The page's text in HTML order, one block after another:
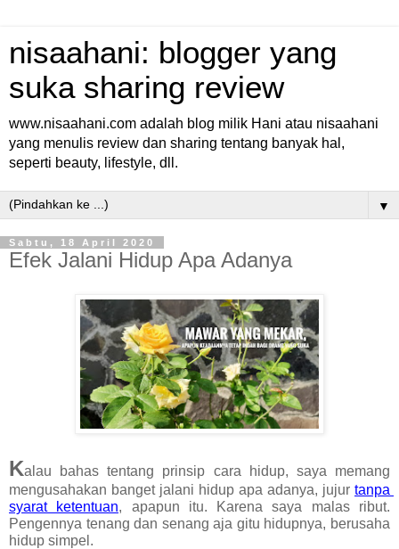
nisaahani: blogger yang
suka sharing review
www.nisaahani.com adalah blog milik Hani atau nisaahani
yang menulis review dan sharing tentang banyak hal,
seperti beauty, lifestyle, dll.
▼
Sabtu, 18 April 2020
Efek Jalani Hidup Apa Adanya
Kalau bahas tentang prinsip cara hidup, saya memang
mengusahakan banget jalani hidup apa adanya, jujur tanpa
syarat ketentuan, apapun itu. Karena saya malas ribut.
Pengennya tenang dan senang aja gitu hidupnya, berusaha
hidup simpel.